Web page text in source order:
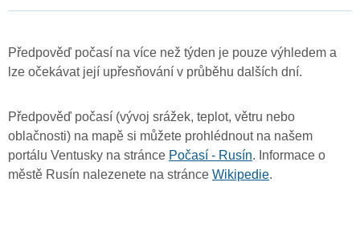
Předpověď počasí na více než týden je pouze výhledem a
lze očekávat její upřesňování v průběhu dalších dní.
Předpověď počasí (vývoj srážek, teplot, větru nebo
oblačnosti) na mapě si můžete prohlédnout na našem
portálu Ventusky na stránce Počasí - Rusín. Informace o
městě Rusín nalezenete na stránce Wikipedie.